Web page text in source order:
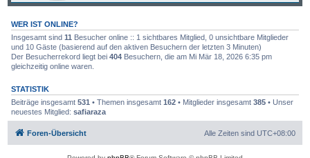
WER IST ONLINE?
Insgesamt sind 11 Besucher online :: 1 sichtbares Mitglied, 0 unsichtbare Mitglieder
und 10 Gäste (basierend auf den aktiven Besuchern der letzten 3 Minuten)
Der Besucherrekord liegt bei 404Besuchern, die am Mi Mär 18, 2026 6:35 pm
gleichzeitig online waren.
STATISTIK
Beiträge insgesamt 531 • Themen insgesamt 162• Mitglieder insgesamt 385• Unser
neuestes Mitglied: safiaraza
Foren-Übersicht Alle Zeiten sind UTC+08:00